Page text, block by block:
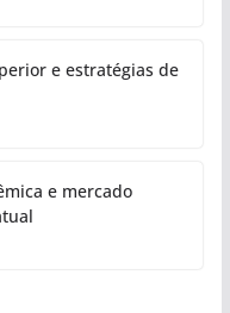
e estratégias de
e mercado